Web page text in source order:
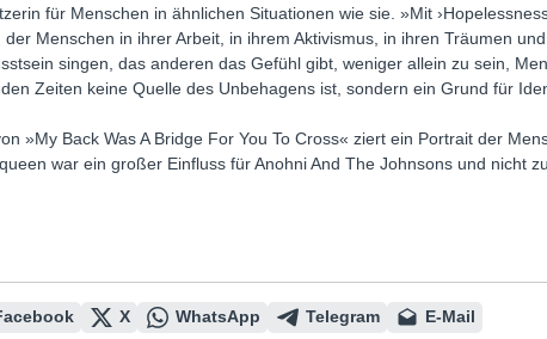
für Menschen in ähnlichen Situationen wie sie. »Mit
der Menschen in ihrer Arbeit, in ihrem Aktivismus, in ihren Träumen
singen, das anderen das Gefühl gibt, weniger allein zu sein,
Zeiten keine Quelle des Unbehagens ist, sondern ein Grund für
»My Back Was A Bridge For You To Cross« ziert ein Portrait der
war ein großer Einfluss für Anohni And The Johnsons und nicht
X WhatsApp Telegram E-Mail